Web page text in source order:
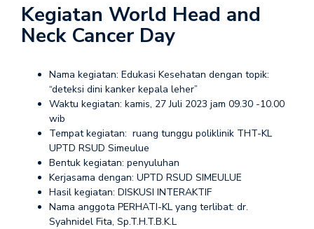
Kegiatan World Head and
Neck Cancer Day
Nama kegiatan: Edukasi Kesehatan dengan topik:
“deteksi dini kanker kepala leher”
Waktu kegiatan: kamis, 27 Juli 2023 jam 09.30 -10.00
wib
Tempat kegiatan: ruang tunggu poliklinik THT-KL
UPTD RSUD Simeulue
Bentuk kegiatan: penyuluhan
Kerjasama dengan: UPTD RSUD SIMEULUE
Hasil kegiatan: DISKUSI INTERAKTIF
Nama anggota PERHATI-KL yang terlibat: dr.
Syahnidel Fita, Sp.T.H.T.B.K.L